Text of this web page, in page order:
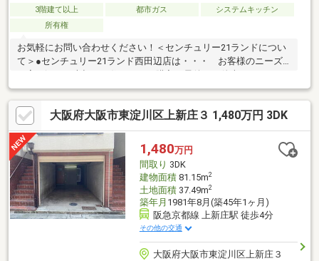
3階建て以上 都市ガス
システムキッチン
所有権
お気軽にお問い合わせください！＜センチュリー21ランドについ
て＞●センチュリー21ランド西田辺店は・・・ お客様のニーズ
す！●リフォームのご相談も承っております。●購入・売却・ロー
ンのご相談・・・なんでもお気軽にご相談くださいませ！〇大阪
メトロ御堂筋線「西田辺」駅より徒歩1分！〇営業時間：10：00
～20：00（火曜日・水曜日定休日※祝日は営業）事前にご連絡い
ただけますと、スムーズにご案内が可能です。ご連絡お待ちして
おります！
大阪府大阪市東淀川区上新庄３ 1,480万円 3DK
1,480万円
間取り 3DK
建物面積81.15m2
土地面積37.49m2
築年月 1981年8月(築45年1ヶ月)
阪急京都線 上新庄駅 徒歩4分
その他の交通
大阪府大阪市東淀川区上新庄３